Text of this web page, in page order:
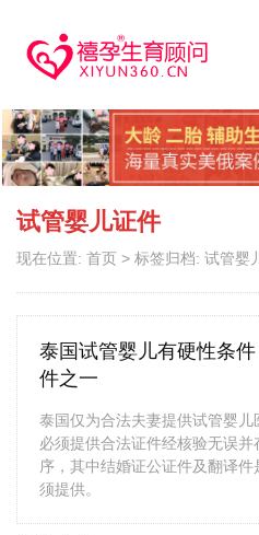
试管婴儿证件
现在位置: 首页 > 标签归档: 试管婴
泰国试管婴儿有硬性条
件之一
泰国仅为合法夫妻提供试管婴
必须提供合法证件经核验无误
序，其中结婚证公证件及翻译
须提供。